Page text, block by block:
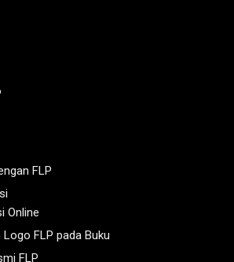
FLP
Online
FLP pada Buku
FLP